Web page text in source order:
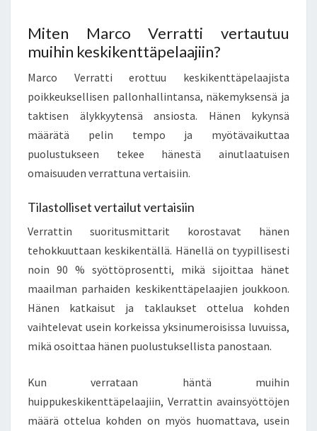
Miten Marco Verratti vertautuu
muihin keskikenttäpelaajiin?
Marco Verratti erottuu keskikenttäpelaajista
poikkeuksellisen pallonhallintansa, näkemyksensä ja
taktisen älykkyytensä ansiosta. Hänen kykynsä
määrätä pelin tempo ja myötävaikuttaa
puolustukseen tekee hänestä ainutlaatuisen
omaisuuden verrattuna vertaisiin.
Tilastolliset vertailut vertaisiin
Verrattin suoritusmittarit korostavat hänen
tehokkuuttaan keskikentällä. Hänellä on tyypillisesti
noin 90 % syöttöprosentti, mikä sijoittaa hänet
maailman parhaiden keskikenttäpelaajien joukkoon.
Hänen katkaisut ja taklaukset ottelua kohden
vaihtelevat usein korkeissa yksinumeroisissa luvuissa,
mikä osoittaa hänen puolustuksellista panostaan.
Kun verrataan häntä muihin
huippukeskikenttäpelaajiin, Verrattin avainsyöttöjen
määrä ottelua kohden on myös huomattava, usein